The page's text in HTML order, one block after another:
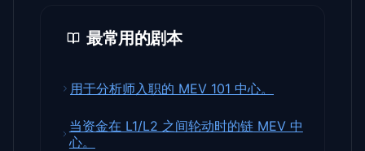
最常用的剧本
用于分析师入职的 MEV 101 中心。
当资金在 L1/L2 之间轮动时的链 MEV 中
心。